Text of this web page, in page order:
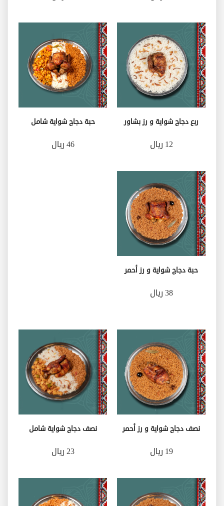
ربع دجاج شواية و رز بشاور
12 ريال
حبة دجاج شواية شامل
46 ريال
حبة دجاج شواية و رز أحمر
38 ريال
نصف دجاج شواية و رز أحمر
19 ريال
نصف دجاج شواية شامل
23 ريال